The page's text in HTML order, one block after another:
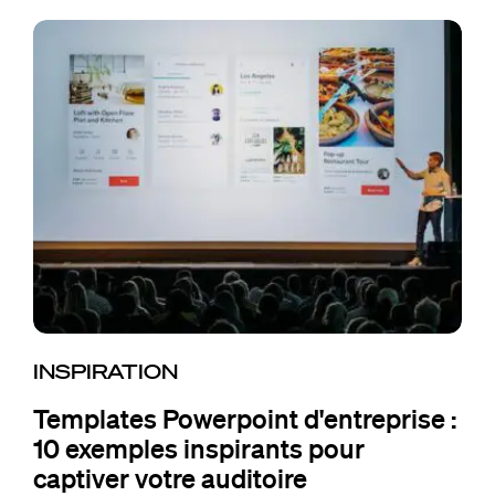
INSPIRATION
Templates Powerpoint d'entreprise :
10 exemples inspirants pour
captiver votre auditoire